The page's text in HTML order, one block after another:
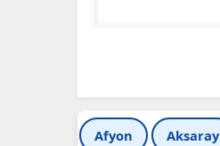
Afyon Aksaray